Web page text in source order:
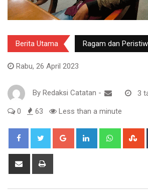
Berita Utama Ragam dan
Rabu, 26 April 2023
By Redaksi Catatan - 3
0 63 Less than a minute
Google+ LinkedIn Whatsapp
Share